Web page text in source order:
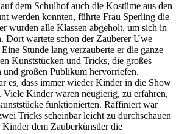
dem Schulhof auch die Kostüme aus den
werden konnten, führte Frau Sperling die
wurden alle Klassen abgeholt, um sich in
Dort wartete schon der Zauberer Uwe
Stunde lang verzauberte er die ganze
Kunststücken und Tricks, die großes
und großen Publikum hervorriefen.
es, dass immer wieder Kinder in die Show
Viele Kinder waren neugierig, zu erfahren,
funktionierten. Raffiniert war
Tricks scheinbar leicht zu durchschauen
dem Zauberkünstler die